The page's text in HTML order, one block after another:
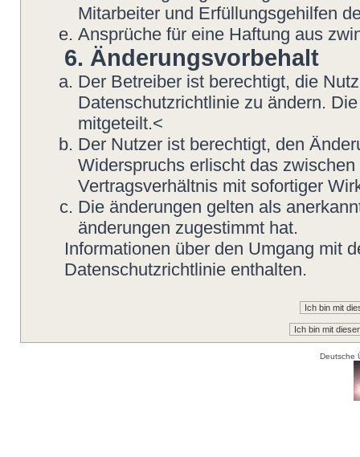
Mitarbeiter und Erfüllungsgehilfen
Ansprüche für eine Haftung aus
6. Änderungsvorbehalt
Der Betreiber ist berechtigt, die
Datenschutzrichtlinie zu ändern.
mitgeteilt.<
Der Nutzer ist berechtigt, den
Widerspruchs erlischt das
Vertragsverhältnis mit sofortiger
Die änderungen gelten als
änderungen zugestimmt hat.
Informationen über den Umgang mit
Datenschutzrichtlinie enthalten.
Deutsche